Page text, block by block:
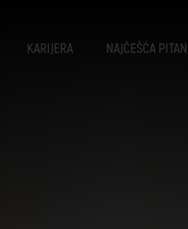
KARIJERA NAJČEŠĆA